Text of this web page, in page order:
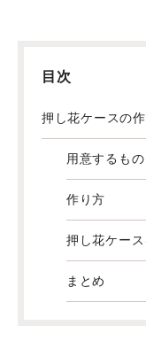
目次
押し花ケースの
用意するもの
作り方
押し花ケー
まとめ